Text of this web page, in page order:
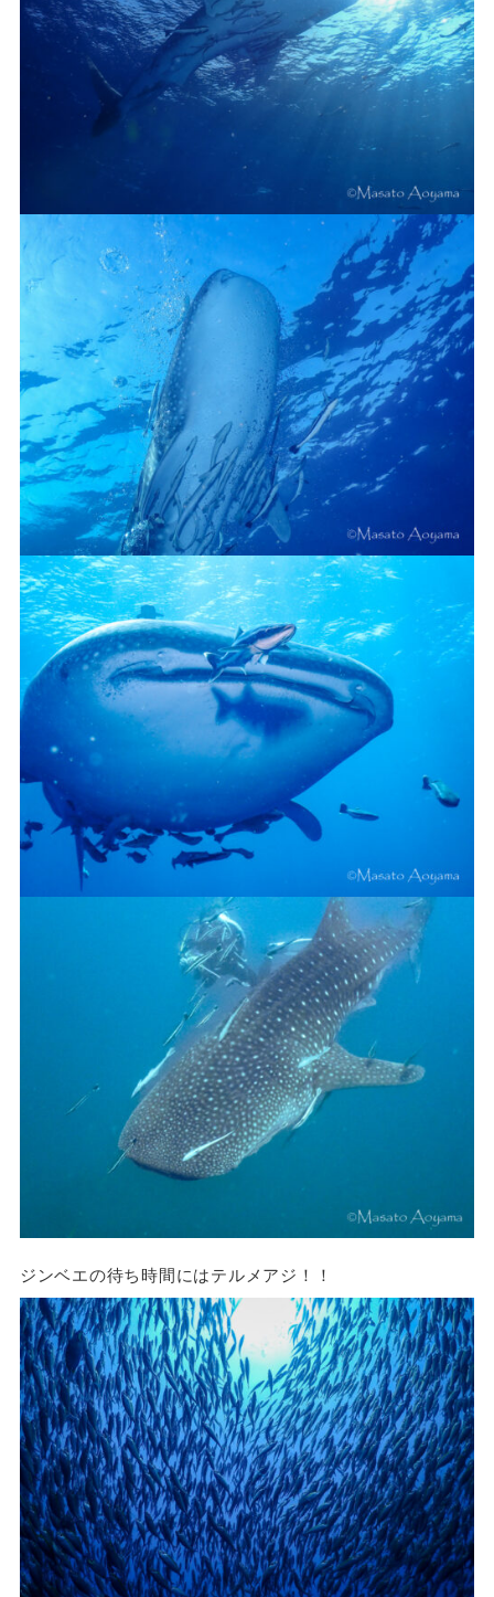
ジンベエの待ち時間にはテルメアジ！！